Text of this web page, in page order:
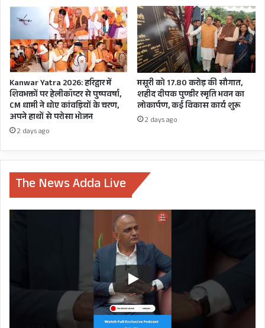
प्रवेश
से
रोका
Kanwar Yatra 2026: हरिद्वार में
शिवभक्तों पर हेलीकॉप्टर से पुष्पवर्षा,
CM धामी ने धोए कांवड़ियों के चरण,
अपने हाथों से परोसा भोजन
2 days ago
मसूरी को 17.80 करोड़ की सौगात,
शहीद दीपक पुण्डीर स्मृति भवन का
लोकार्पण, कई विकास कार्य शुरू
2 days ago
The News Adda Live